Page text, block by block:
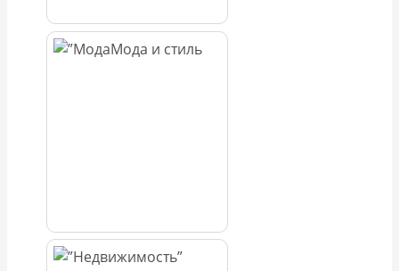
Мода и стиль